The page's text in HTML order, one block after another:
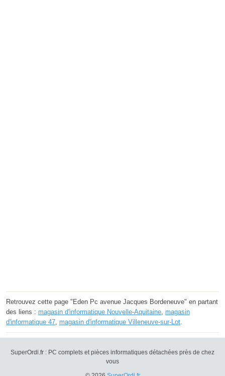
Retrouvez cette page "Eden Pc avenue Jacques Bordeneuve" en partant
des liens : magasin d'informatique Nouvelle-Aquitaine, magasin
d'informatique 47, magasin d'informatique Villeneuve-sur-Lot.
SuperOrdi.fr : PC complets et pièces informatiques détachées près de chez
vous